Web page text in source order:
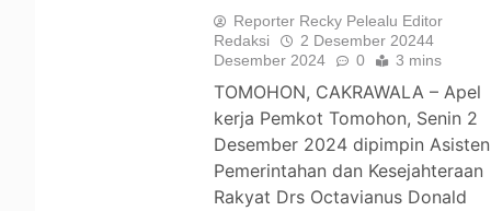
Reporter Recky Pelealu Editor
Redaksi
2 Desember 20244
Desember 2024
0 3 mins
TOMOHON, CAKRAWALA – Apel
kerja Pemkot Tomohon, Senin 2
Desember 2024 dipimpin Asisten
Pemerintahan dan Kesejahteraan
Rakyat Drs Octavianus Donald